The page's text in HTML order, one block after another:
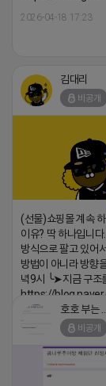
2026-04-18 17:23
김대리
비공개
(선물)쇼핑몰 계속
이유? 딱 하나입니
방식으로 팔고 있어
방법이 아니라 방향
녁9시 ╰➤지금 구조
https://
2026-04-18 17:15
비공개